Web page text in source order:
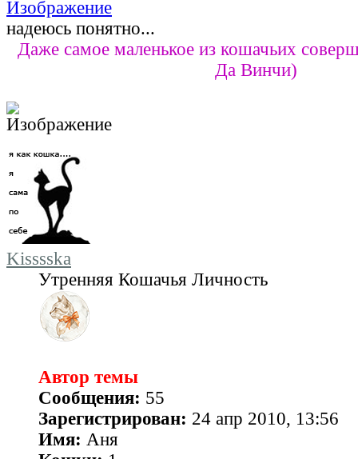
надеюсь понятно...
Даже самое маленькое из кошачьих
Да Винчи)
Kisssska
Утренняя Кошачья Личность
Автор темы
Сообщения: 55
Зарегистрирован: 24 апр 2010, 13:56
Имя: Аня